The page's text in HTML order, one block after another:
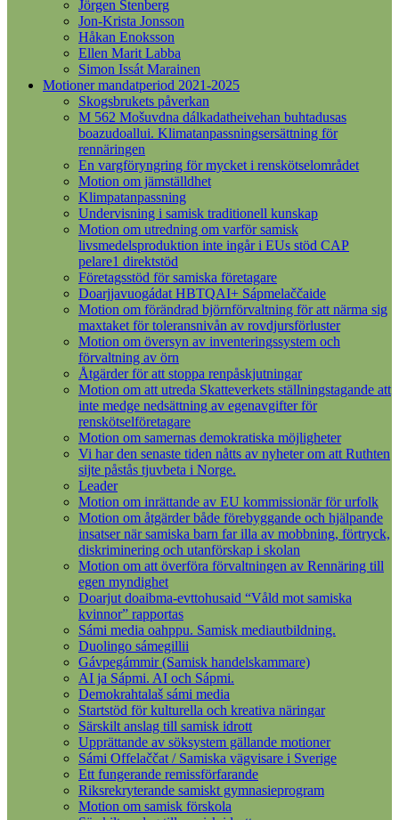
Jörgen Stenberg
Jon-Krista Jonsson
Håkan Enoksson
Ellen Marit Labba
Simon Issát Marainen
Motioner mandatperiod 2021-2025
Skogsbrukets påverkan
M 562 Mošuvdna dálkadatheivehan buhtadusas
boazudoallui. Klimatanpassningsersättning för
rennäringen
En vargföryngring för mycket i renskötselområdet
Motion om jämställdhet
Klimpatanpassning
Undervisning i samisk traditionell kunskap
Motion om utredning om varför samisk
livsmedelsproduktion inte ingår i EUs stöd CAP
pelare1 direktstöd
Företagsstöd för samiska företagare
Doarjjavuogádat HBTQAI+ Sápmelaččaide
Motion om förändrad björnförvaltning för att närma sig
maxtaket för toleransnivån av rovdjursförluster
Motion om översyn av inventeringssystem och
förvaltning av örn
Åtgärder för att stoppa renpåskjutningar
Motion om att utreda Skatteverkets ställningstagande att
inte medge nedsättning av egenavgifter för
renskötselföretagare
Motion om samernas demokratiska möjligheter
Vi har den senaste tiden nåtts av nyheter om att Ruthten
sijte påstås tjuvbeta i Norge.
Leader
Motion om inrättande av EU kommissionär för urfolk
Motion om åtgärder både förebyggande och hjälpande
insatser när samiska barn far illa av mobbning, förtryck,
diskriminering och utanförskap i skolan
Motion om att överföra förvaltningen av Rennäring till
egen myndighet
Doarjut doaibma-evttohusaid “Våld mot samiska
kvinnor” rapportas
Sámi media oahppu. Samisk mediautbildning.
Duolingo sámegillii
Gávpegámmir (Samisk handelskammare)
AI ja Sápmi. AI och Sápmi.
Demokrahtalaš sámi media
Startstöd för kulturella och kreativa näringar
Särskilt anslag till samisk idrott
Upprättande av söksystem gällande motioner
Sámi Offelaččat / Samiska vägvisare i Sverige
Ett fungerande remissförfarande
Riksrekryterande samiskt gymnasieprogram
Motion om samisk förskola